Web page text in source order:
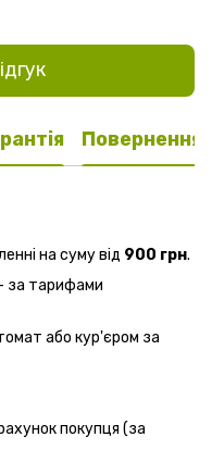
Повернення
на суму від 900 грн.
за тарифами
або кур'єром за
покупця (за